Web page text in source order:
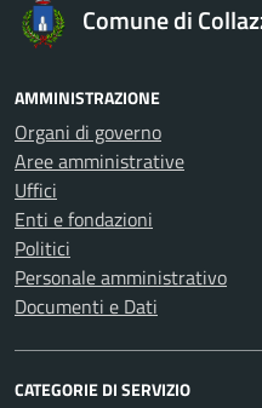
Comune di
AMMINISTRAZIONE
Organi di governo
Aree amministrative
Uffici
Enti e fondazioni
Politici
Personale amministrativo
Documenti e Dati
CATEGORIE DI SERVIZIO